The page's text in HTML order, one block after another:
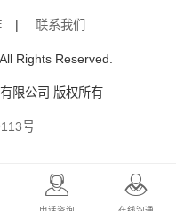
| 联系我们
Rights Reserved.
限公司 版权所有
号